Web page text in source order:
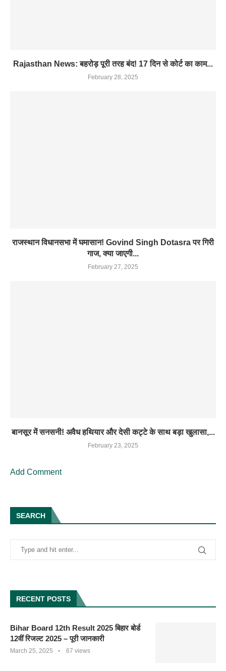
Rajasthan News: बहरोड़ पूरी तरह बंद! 17 दिन से कोर्ट का काम...
February 28, 2025
राजस्थान विधानसभा में घमासान! Govind Singh Dotasra पर गिरी
गाज, क्या जाएगी...
February 27, 2025
बानसूर में सनसनी! अवैध हथियार और देसी कट्टे के साथ बड़ा खुलासा,...
February 23, 2025
Add Comment
SEARCH
RECENT POSTS
Bihar Board 12th Result 2025 बिहार बोर्ड
12वीं रिजल्ट 2025 – पूरी जानकारी
March 25, 2025 67 views